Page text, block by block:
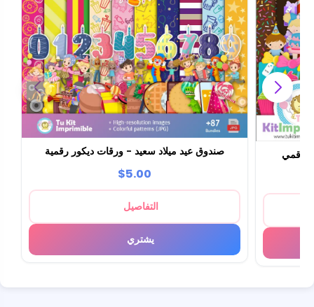
صندوق عيد ميلاد سعيد - ورقات ديكور رقمية
$5.00
التفاصيل
يشتري